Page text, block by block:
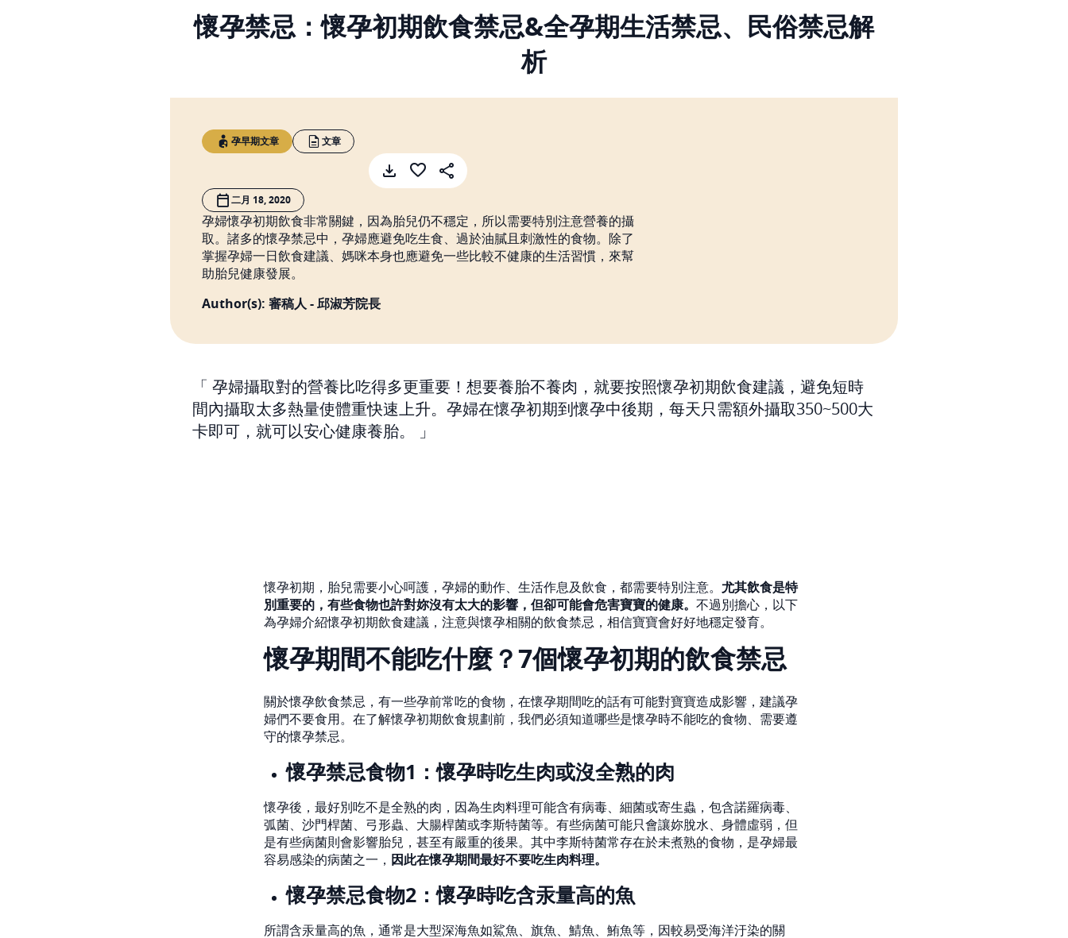
懷孕禁忌：懷孕初期飲食禁忌&全孕期生活禁忌、民俗禁忌解
析
孕早期文章 文章
二月 18, 2020
孕婦懷孕初期飲食非常關鍵，因為胎兒仍不穩定，所以需要特別注意營養的攝
取。諸多的懷孕禁忌中，孕婦應避免吃生食、過於油膩且刺激性的食物。除了
掌握孕婦一日飲食建議、媽咪本身也應避免一些比較不健康的生活習慣，來幫
助胎兒健康發展。
Author(s): 審稿人 - 邱淑芳院長
孕婦攝取對的營養比吃得多更重要！想要養胎不養肉，就要按照懷孕初期飲食建議，避免短時
間內攝取太多熱量使體重快速上升。孕婦在懷孕初期到懷孕中後期，每天只需額外攝取350~500大
卡即可，就可以安心健康養胎。
懷孕初期，胎兒需要小心呵護，孕婦的動作、生活作息及飲食，都需要特別注意。 尤其飲食是特
別重要的，有些食物也許對妳沒有太大的影響，但卻可能會危害寶寶的健康。 不過別擔心，以下
為孕婦介紹懷孕初期飲食建議，注意與懷孕相關的飲食禁忌，相信寶寶會好好地穩定發育。
懷孕期間不能吃什麼？7個懷孕初期的飲食禁忌
關於懷孕飲食禁忌，有一些孕前常吃的食物，在懷孕期間吃的話有可能對寶寶造成影響，建議孕
婦們不要食用。在了解懷孕初期飲食規劃前，我們必須知道哪些是懷孕時不能吃的食物、需要遵
守的懷孕禁忌。
懷孕禁忌食物1：懷孕時吃生肉或沒全熟的肉
懷孕後，最好別吃不是全熟的肉，因為生肉料理可能含有病毒、細菌或寄生蟲，包含諾羅病毒、
弧菌、沙門桿菌、弓形蟲、大腸桿菌或李斯特菌等。有些病菌可能只會讓妳脫水、身體虛弱，但
是有些病菌則會影響胎兒，甚至有嚴重的後果。其中李斯特菌常存在於未煮熟的食物，是孕婦最
容易感染的病菌之一， 因此在懷孕期間最好不要吃生肉料理。
懷孕禁忌食物2：懷孕時吃含汞量高的魚
所謂含汞量高的魚，通常是大型深海魚如鯊魚、旗魚、鯖魚、鮪魚等，因較易受海洋汙染的關